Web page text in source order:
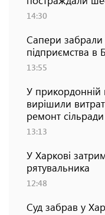
14:30
Сапери
підприємства в
13:55
У прикордонній
вирішили
ремонт сільради
13:13
У Харкові
рятувальника
12:48
Суд забрав у